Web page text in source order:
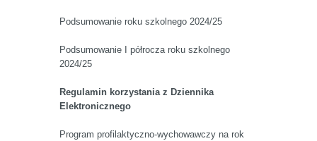
Podsumowanie roku szkolnego 2024/25
Podsumowanie I półrocza roku szkolnego
2024/25
Regulamin korzystania z Dziennika
Elektronicznego
Program profilaktyczno-wychowawczy na rok